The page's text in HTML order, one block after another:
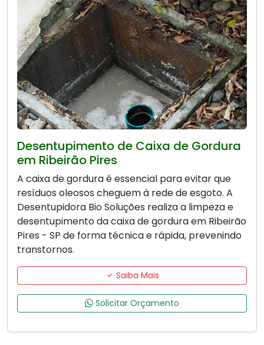
Desentupimento de Caixa de Gordura
em Ribeirão Pires
A caixa de gordura é essencial para evitar que
resíduos oleosos cheguem à rede de esgoto. A
Desentupidora Bio Soluções realiza a limpeza e
desentupimento da caixa de gordura em Ribeirão
Pires - SP de forma técnica e rápida, prevenindo
transtornos.
Saiba Mais
Solicitar Orçamento